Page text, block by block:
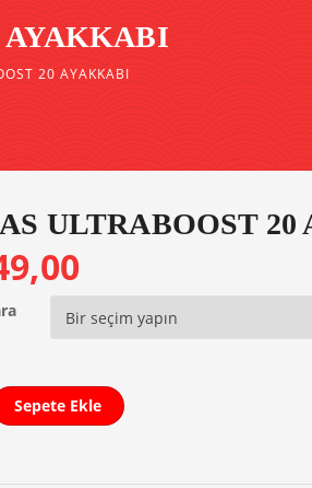
AYAKKABI
20 AYAKKABI
ULTRABOOST 20
Sepete Ekle